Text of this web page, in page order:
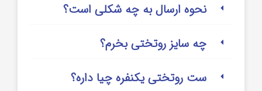
نحوه ارسال به چه شکلی است؟
چه سایز روتختی بخرم؟
ست روتختی یکنفره چیا داره؟